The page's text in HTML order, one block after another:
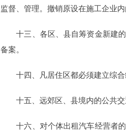
监督、管理。撤销原设在施工企业
十三、各区、县自筹资金新建的
备案。
十四、凡居住区都必须建立综合
十五、远郊区、县境内的公共交
十六、对个体出租汽车经营者的